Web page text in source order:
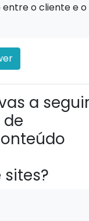
entre o cliente e o
a